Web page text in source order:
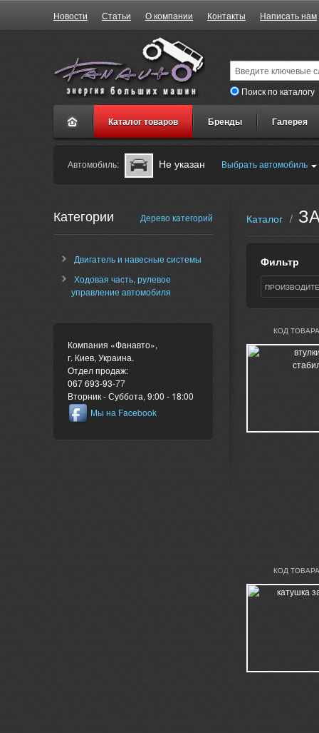
Новости Статьи О компании Контакты Написать нам
Поиск по каталогу
Каталог товаров Бренды Галерея
Автомобиль: Не указан Выбрать автомобиль
Категории Дерево категорий
Двигатель и навесные системы
Ходовая часть, рулевое
управление автомобиля
Компания «Фанавто»,
г. Киев, Украина.
Отдел продаж:
067 693-93-77
Вторник - Суббота, 9:00 - 18:00
Мы на Facebook
Каталог /
Фильтр
КОД
КОД